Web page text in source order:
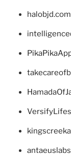
halobjd.com